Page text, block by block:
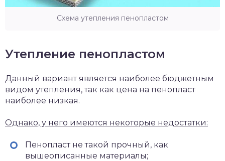
Схема утепления пенопластом
Утепление пенопластом
Данный вариант является наиболее бюджетным
видом утепления, так как цена на пенопласт
наиболее низкая.
Однако, у него имеются некоторые недостатки:
Пенопласт не такой прочный, как
вышеописанные материалы;